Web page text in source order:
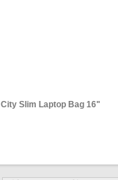
City Slim Laptop Bag 16"